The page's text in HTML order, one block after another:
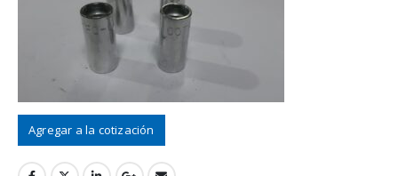
Agregar a la cotización